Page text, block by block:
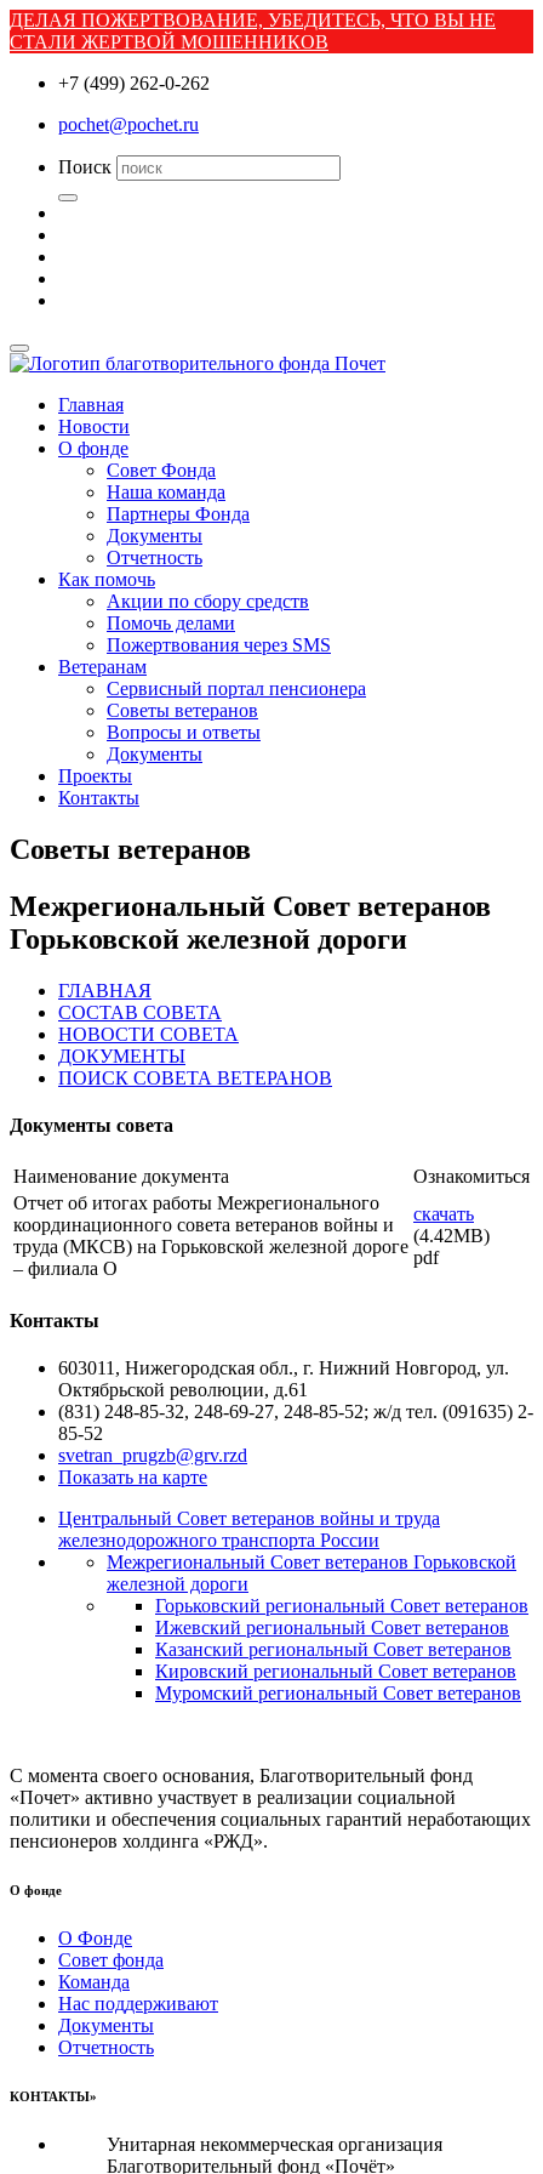
ДЕЛАЯ ПОЖЕРТВОВАНИЕ, УБЕДИТЕСЬ, ЧТО ВЫ НЕ
СТАЛИ ЖЕРТВОЙ МОШЕННИКОВ
+7 (499) 262-0-262
pochet@pochet.ru
Поиск
Главная
Новости
О фонде
Совет Фонда
Наша команда
Партнеры Фонда
Документы
Отчетность
Как помочь
Акции по сбору средств
Помочь делами
Пожертвования через SMS
Ветеранам
Сервисный портал пенсионера
Советы ветеранов
Вопросы и ответы
Документы
Проекты
Контакты
Советы ветеранов
Межрегиональный Совет ветеранов
Горьковской железной дороги
ГЛАВНАЯ
СОСТАВ СОВЕТА
НОВОСТИ СОВЕТА
ДОКУМЕНТЫ
ПОИСК СОВЕТА ВЕТЕРАНОВ
Документы совета
Наименование документа
Ознакомиться
Отчет об итогах работы Межрегионального
координационного совета ветеранов войны и
труда (МКСВ) на Горьковской железной дороге
– филиала О
скачать
(4.42MB)
pdf
Контакты
603011, Нижегородская обл., г. Нижний Новгород, ул.
Октябрьской революции, д.61
(831) 248-85-32, 248-69-27, 248-85-52; ж/д тел. (091635) 2-
85-52
svetran_prugzb@grv.rzd
Показать на карте
Центральный Совет ветеранов войны и труда
железнодорожного транспорта России
Межрегиональный Совет ветеранов Горьковской
железной дороги
Горьковский региональный Совет ветеранов
Ижевский региональный Совет ветеранов
Казанский региональный Совет ветеранов
Кировский региональный Совет ветеранов
Муромский региональный Совет ветеранов
С момента своего основания, Благотворительный фонд
«Почет» активно участвует в реализации социальной
политики и обеспечения социальных гарантий неработающих
пенсионеров холдинга «РЖД».
О фонде
О Фонде
Совет фонда
Команда
Нас поддерживают
Документы
Отчетность
КОНТАКТЫ»
Унитарная некоммерческая организация
Благотворительный фонд «Почёт»